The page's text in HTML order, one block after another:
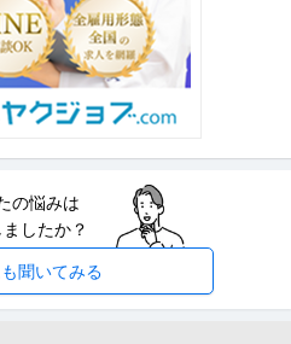
ーを駆使する先進的測量技術者／
／京都・丸太町駅徒歩1分／完全週
2日制
ス 【業種】士業＞その他 ※会員属性な
見る
～代表直下で裁量大／土日祝休み
ス
見る
の悩みは
したか？
聞いてみる